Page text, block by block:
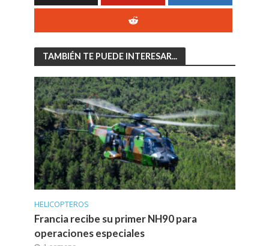
TAMBIÉN TE PUEDE INTERESAR...
HELICOPTEROS
Francia recibe su primer NH90 para
operaciones especiales